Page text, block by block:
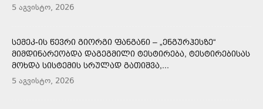
5 აგვისტო, 2026
ᲡᲔᲛᲔᲙ-ᲘᲡ ᲬᲔᲕᲠᲘ ᲒᲘᲝᲠᲒᲘ ᲤᲐᲜᲒᲐᲜᲘ – „ᲔᲜᲒᲣᲠᲰᲔᲡᲖᲔ“
ᲛᲘᲛᲓᲘᲜᲐᲠᲔᲝᲑᲓᲐ ᲓᲐᲒᲔᲒᲛᲘᲚᲘ ᲢᲔᲡᲢᲘᲠᲔᲑᲐ, ᲢᲔᲡᲢᲘᲠᲔᲑᲘᲡᲐᲡ
ᲛᲝᲮᲓᲐ ᲡᲘᲡᲢᲔᲛᲘᲡ ᲡᲠᲣᲚᲐᲓ ᲒᲐᲗᲘᲨᲕᲐ,...
5 აგვისტო, 2026